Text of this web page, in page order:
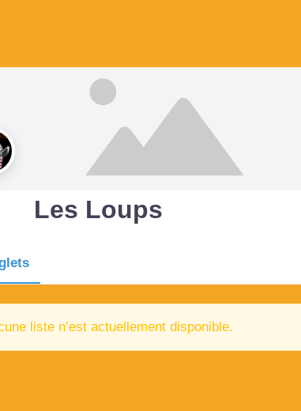
Les Loups
liste n’est actuellement disponible.